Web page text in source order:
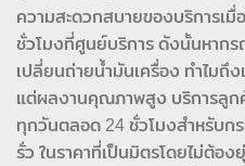
ความสะดวกสบายของบริการเมื่
ชั่วโมงที่ศูนย์บริการ ดังนั้นหาก
เปลี่ยนถ่ายน้ำมันเครื่อง ทำไมถึง
แต่ผลงานคุณภาพสูง บริการลูกค้
ทุกวันตลอด 24 ชั่วโมงสำหรับก
รั่ว ในราคาที่เป็นมิตรโดยไม่ต้อ